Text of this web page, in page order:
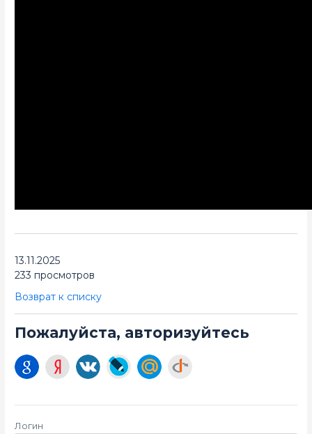
13.11.2025
233 просмотров
Возврат к списку
Пожалуйста, авторизуйтесь
Логин